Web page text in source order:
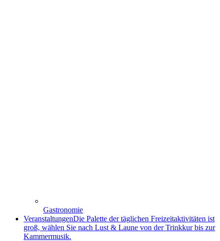
Gastronomie
VeranstaltungenDie Palette der täglichen Freizeitaktivitäten ist
groß, wählen Sie nach Lust & Laune von der Trinkkur bis zur
Kammermusik.